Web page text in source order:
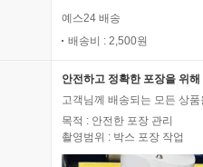
예스24 배송
배송비 : 2,500원
안전하고 정확한 포장을 위
고객님께 배송되는 모든 상
목적 : 안전한 포장 관리
촬영범위 : 박스 포장 작업